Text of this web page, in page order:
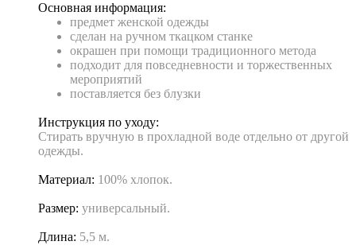
Основная информация:
предмет женской одежды
сделан на ручном ткацком станке
окрашен при помощи традиционного метода
подходит для повседневности и торжественных
мероприятий
поставляется без блузки
Инструкция по уходу:
Стирать вручную в прохладной воде отдельно от другой
одежды.
Материал: 100% хлопок.
Размер: универсальный.
Длина: 5,5 м.